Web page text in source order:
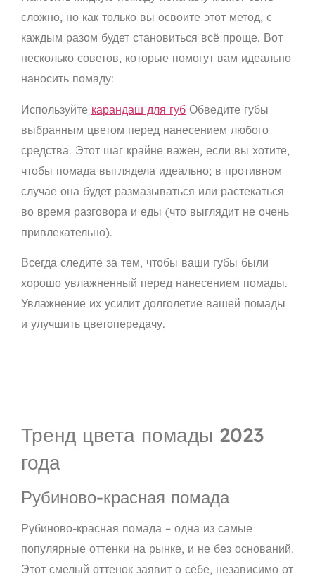
сложно, но как только вы освоите этот метод, с
каждым разом будет становиться всё проще. Вот
несколько советов, которые помогут вам идеально
наносить помаду:
Используйте карандаш для губ Обведите губы
выбранным цветом перед нанесением любого
средства. Этот шаг крайне важен, если вы хотите,
чтобы помада выглядела идеально; в противном
случае она будет размазываться или растекаться
во время разговора и еды (что выглядит не очень
привлекательно).
Всегда следите за тем, чтобы ваши губы были
хорошо увлажненный перед нанесением помады.
Увлажнение их усилит долголетие вашей помады
и улучшить цветопередачу.
Тренд цвета помады 2023
года
Рубиново-красная помада
Рубиново-красная помада – одна из самые
популярные оттенки на рынке, и не без оснований.
Этот смелый оттенок заявит о себе, независимо от